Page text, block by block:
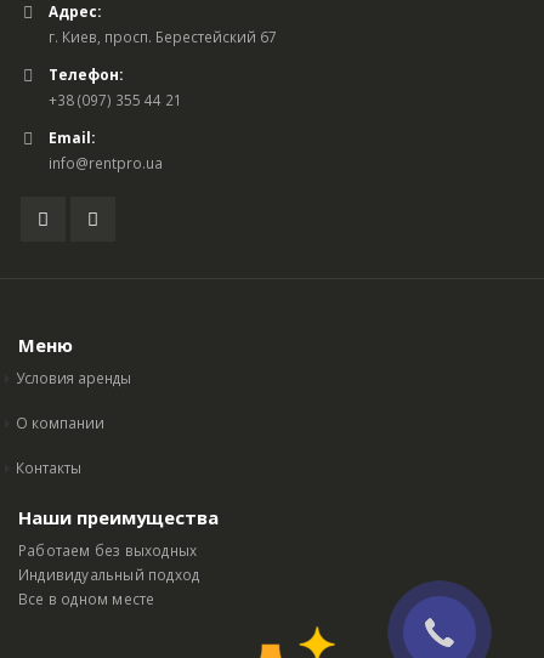
Адрес:
г. Киев, просп. Берестейский 67
Телефон:
+38 (097) 355 44 21
Email:
info@rentpro.ua
Меню
Условия аренды
О компании
Контакты
Наши преимущества
Работаем без выходных
Индивидуальный подход
Все в одном месте